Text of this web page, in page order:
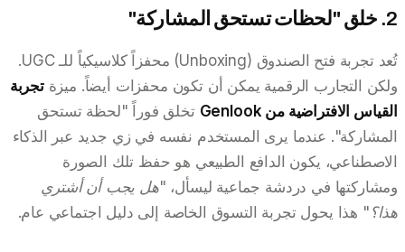
2. خلق "لحظات تستحق المشاركة"
تُعد تجربة فتح الصندوق (Unboxing) محفزاً كلاسيكياً للـ UGC.
ولكن التجارب الرقمية يمكن أن تكون محفزات أيضاً. ميزةتجربة
القياس الافتراضية من Genlook
تخلق فوراً "لحظة تستحق
المشاركة". عندما يرى المستخدم نفسه في زي جديد عبر الذكاء
الاصطناعي، يكون الدافع الطبيعي هو حفظ تلك الصورة
ومشاركتها في دردشة جماعية ليسأل، "هل يجب أن أشتري
هذا؟" هذا يحول تجربة التسوق الخاصة إلى دليل اجتماعي عام.